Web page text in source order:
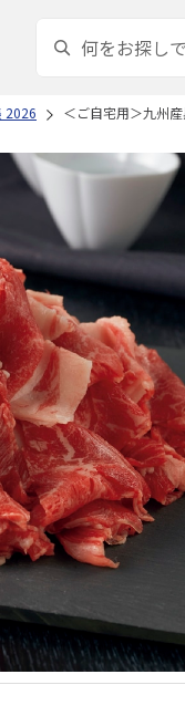
2026 ＜ご自宅用＞九州